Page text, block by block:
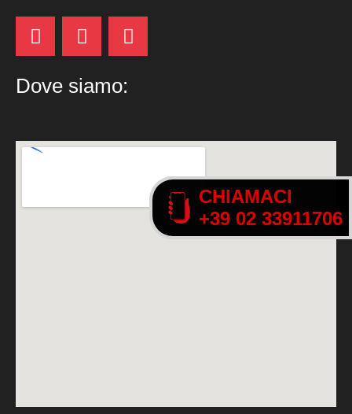
CHIAMACI
+39 02 33911706
Dove siamo:
CHIAMACI
+39 02 33911706